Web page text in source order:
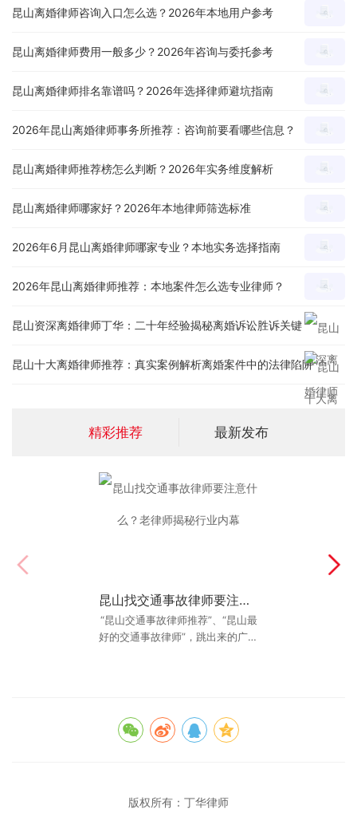
昆山离婚律师咨询入口怎么选？2026年本地用户参考
昆山离婚律师费用一般多少？2026年咨询与委托参考
昆山离婚律师排名靠谱吗？2026年选择律师避坑指南
2026年昆山离婚律师事务所推荐：咨询前要看哪些信息？
昆山离婚律师推荐榜怎么判断？2026年实务维度解析
昆山离婚律师哪家好？2026年本地律师筛选标准
2026年6月昆山离婚律师哪家专业？本地实务选择指南
2026年昆山离婚律师推荐：本地案件怎么选专业律师？
昆山资深离婚律师丁华：二十年经验揭秘离婚诉讼胜诉关键
昆山十大离婚律师推荐：真实案例解析离婚案件中的法律陷阱
精彩推荐 最新发布
昆山找交通事故律师要注意什么？老律师揭秘行业内幕
“昆山交通事故律师推荐”、“昆山最
好的交通事故律师”，跳出来的广告
昆山最厉害的交通事故律师是谁？真实案例揭秘胜诉关键
“昆山最厉害的交通事故律师是
谁？”这是很多遭遇重大交通事故的
版权所有： 丁华律师